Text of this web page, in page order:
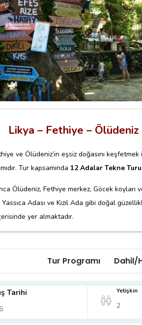
Likya – Fethiye –
ve Ölüdeniz’in eşsiz doğasını keşfetmek
Tur kapsamında 12 Adalar Tekne
Ölüdeniz, Fethiye merkez, Göcek
Yassıca Adası ve Kızıl Ada gibi doğal
yer almaktadır.
ekonomik ve keyifli bir tatil seçeneğidir.
Tur Programı Dahil/
Tarihi Yetişkin